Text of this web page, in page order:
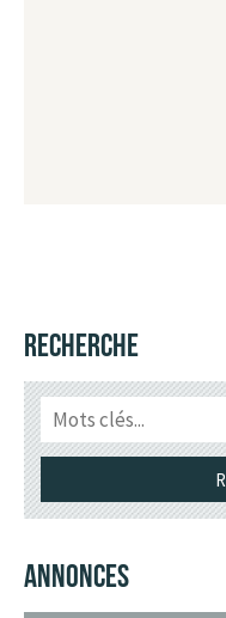
RECHERCHE
ANNONCES